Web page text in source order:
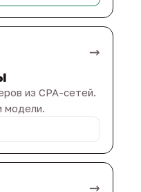
→
из CPA-сетей.
модели.
→